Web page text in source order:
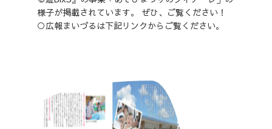
様子が掲載されています。 ぜひ、ご覧ください！
○広報まいづるは下記リンクからご覧ください。